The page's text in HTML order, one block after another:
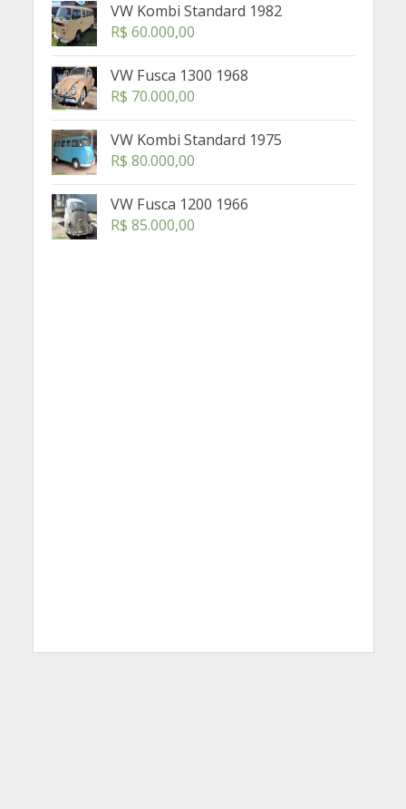
VW Kombi Standard 1982
R$ 60.000,00
VW Fusca 1300 1968
R$ 70.000,00
VW Kombi Standard 1975
R$ 80.000,00
VW Fusca 1200 1966
R$ 85.000,00